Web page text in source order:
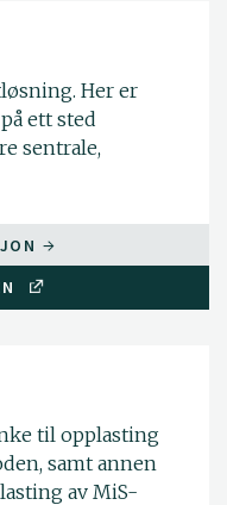
Her er
ett sted
sentrale,
til opplasting
samt annen
av MiS-